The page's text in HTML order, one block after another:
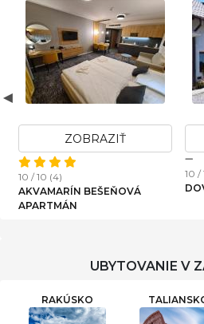
DOM DUDÁŠ
U DIVOKEJ
UBYTOVANIE V
RAKÚSKO